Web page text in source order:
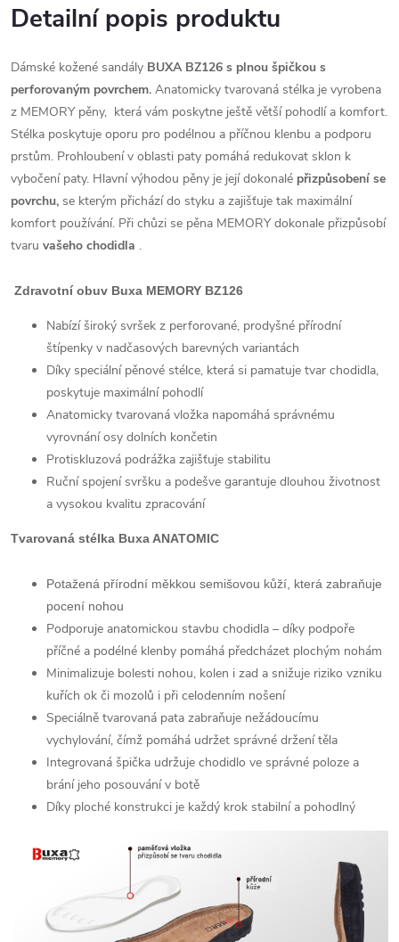
Detailní popis produktu
Dámské kožené sandály BUXA BZ126 s plnou špičkou s
perforovaným povrchem. Anatomicky tvarovaná stélka je vyrobena
z MEMORY pěny, která vám poskytne ještě větší pohodlí a komfort.
Stélka poskytuje oporu pro podélnou a příčnou klenbu a podporu
prstům. Prohloubení v oblasti paty pomáhá redukovat sklon k
vybočení paty. Hlavní výhodou pěny je její dokonalé přizpůsobení se
povrchu, se kterým přichází do styku a zajišťuje tak maximální
komfort používání. Při chůzi se pěna MEMORY dokonale přizpůsobí
tvaru vašeho chodidla .
Zdravotní obuv Buxa MEMORY BZ126
Nabízí široký svršek z perforované, prodyšné přírodní
štípenky v nadčasových barevných variantách
Díky speciální pěnové stélce, která si pamatuje tvar chodidla,
poskytuje maximální pohodlí
Anatomicky tvarovaná vložka napomáhá správnému
vyrovnání osy dolních končetin
Protiskluzová podrážka zajišťuje stabilitu
Ruční spojení svršku a podešve garantuje dlouhou životnost
a vysokou kvalitu zpracování
Tvarovaná stélka Buxa ANATOMIC
Potažená přírodní měkkou semišovou kůží, která zabraňuje
pocení nohou
Podporuje anatomickou stavbu chodidla – díky podpoře
příčné a podélné klenby pomáhá předcházet plochým nohám
Minimalizuje bolesti nohou, kolen i zad a snižuje riziko vzniku
kuřích ok či mozolů i při celodenním nošení
Speciálně tvarovaná pata zabraňuje nežádoucímu
vychylování, čímž pomáhá udržet správné držení těla
Integrovaná špička udržuje chodidlo ve správné poloze a
brání jeho posouvání v botě
Díky ploché konstrukci je každý krok stabilní a pohodlný